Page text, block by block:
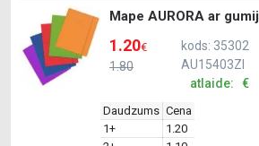
Mape AURORA ar
1.80
1.20€
kods: 35302
AU15403ZI
atlaide: €
Daudzums Cena
1+
1.20